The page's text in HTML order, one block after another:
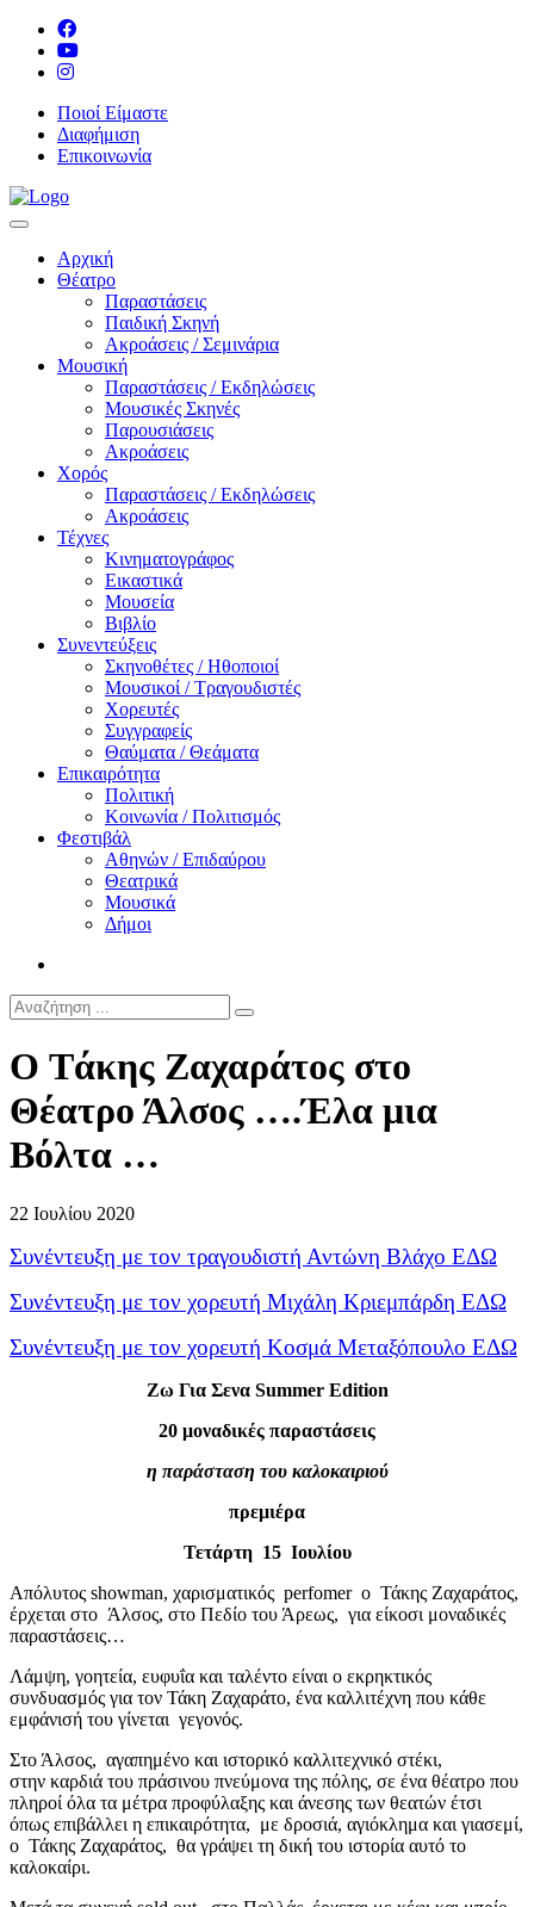
Ποιοί Είμαστε
Διαφήμιση
Επικοινωνία
Αρχική
Θέατρο
Παραστάσεις
Παιδική Σκηνή
Ακροάσεις / Σεμινάρια
Μουσική
Παραστάσεις / Εκδηλώσεις
Μουσικές Σκηνές
Παρουσιάσεις
Ακροάσεις
Χορός
Παραστάσεις / Εκδηλώσεις
Ακροάσεις
Τέχνες
Κινηματογράφος
Εικαστικά
Μουσεία
Βιβλίο
Συνεντεύξεις
Σκηνοθέτες / Ηθοποιοί
Μουσικοί / Τραγουδιστές
Χορευτές
Συγγραφείς
Θαύματα / Θεάματα
Επικαιρότητα
Πολιτική
Κοινωνία / Πολιτισμός
Φεστιβάλ
Αθηνών / Επιδαύρου
Θεατρικά
Μουσικά
Δήμοι
Ο Tάκης Ζαχαράτος στο
Θέατρο Άλσος ….Έλα μια
Βόλτα …
22 Ιουλίου 2020
Συνέντευξη με τον τραγουδιστή Αντώνη Βλάχο ΕΔΩ
Συνέντευξη με τον χορευτή Μιχάλη Κριεμπάρδη ΕΔΩ
Συνέντευξη με τον χορευτή Κοσμά Μεταξόπουλο ΕΔΩ
Ζω Για Σενα Summer Edition
20 μοναδικές παραστάσεις
η παράσταση του καλοκαιριού
πρεμιέρα
Τετάρτη 15 Ιουλίου
Απόλυτος showman, χαρισματικός perfomer ο Τάκης Ζαχαράτος,
έρχεται στο Άλσος, στο Πεδίο του Άρεως, για είκοσι μοναδικές
παραστάσεις…
Λάμψη, γοητεία, ευφυΐα και ταλέντο είναι ο εκρηκτικός
συνδυασμός για τον Τάκη Ζαχαράτο, ένα καλλιτέχνη που κάθε
εμφάνισή του γίνεται γεγονός.
Στο Άλσος, αγαπημένο και ιστορικό καλλιτεχνικό στέκι,
στην καρδιά του πράσινου πνεύμονα της πόλης, σε ένα θέατρο που
πληροί όλα τα μέτρα προφύλαξης και άνεσης των θεατών έτσι
όπως επιβάλλει η επικαιρότητα, με δροσιά, αγιόκλημα και γιασεμί,
ο Τάκης Ζαχαράτος, θα γράψει τη δική του ιστορία αυτό το
καλοκαίρι.